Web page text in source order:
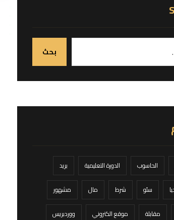
بحث
الحاسوب الدورة التعليمية بريد
سئو شرط مال مشهور
مقابلة موقع الكتروني ووردبريس